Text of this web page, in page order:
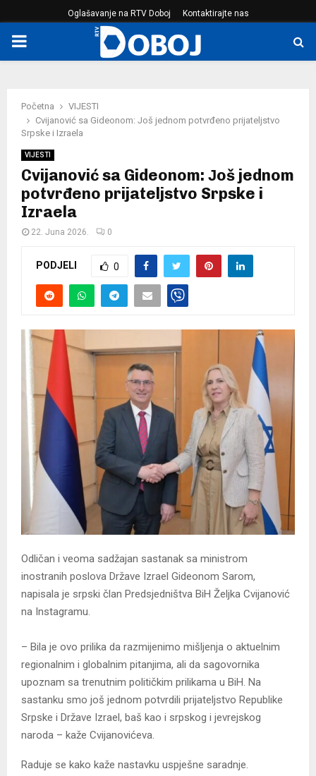
Oglašavanje na RTV Doboj Kontaktirajte nas
PRIMARY
Početna
VIJESTI
Cvijanović sa Gideonom: Јoš jednom potvrđeno prijateljstvo
Srpske i Izraela
VIJESTI
Cvijanović sa Gideonom: Јoš jednom
potvrđeno prijateljstvo Srpske i
Izraela
22. Juna 2026. 0
PODJELI 0
Odličan i veoma sadžajan sastanak sa ministrom
inostranih poslova Države Izrael Gideonom Sarom,
napisala je srpski član Predsjedništva BiH Željka Cvijanović
na Instagramu.
– Bila je ovo prilika da razmijenimo mišljenja o aktuelnim
regionalnim i globalnim pitanjima, ali da sagovornika
upoznam sa trenutnim političkim prilikama u BiH. Na
sastanku smo još jednom potvrdili prijateljstvo Republike
Srpske i Države Izrael, baš kao i srpskog i jevrejskog
naroda – kaže Cvijanovićeva.
Raduje se kako kaže nastavku uspješne saradnje.